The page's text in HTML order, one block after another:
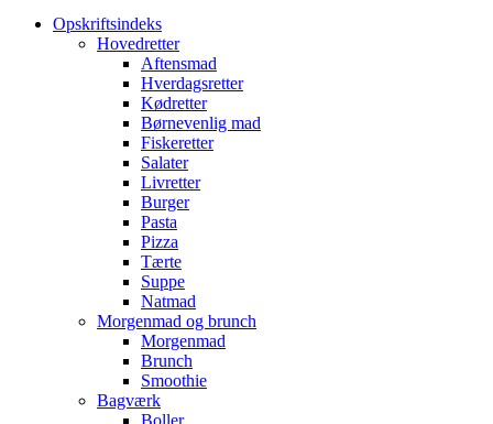
Opskriftsindeks
Hovedretter
Aftensmad
Hverdagsretter
Kødretter
Børnevenlig mad
Fiskeretter
Salater
Livretter
Burger
Pasta
Pizza
Tærte
Suppe
Natmad
Morgenmad og brunch
Morgenmad
Brunch
Smoothie
Bagværk
Boller